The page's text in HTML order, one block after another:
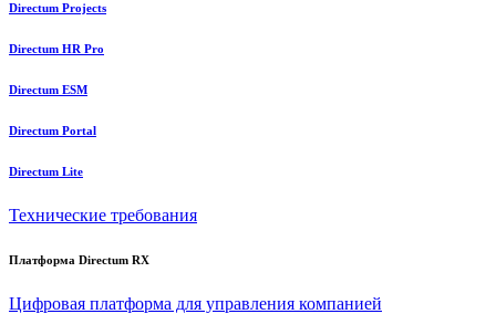
Directum Projects
Directum HR Pro
Directum ESM
Directum Portal
Directum Lite
Технические требования
Платформа Directum RX
Цифровая платформа для управления компанией